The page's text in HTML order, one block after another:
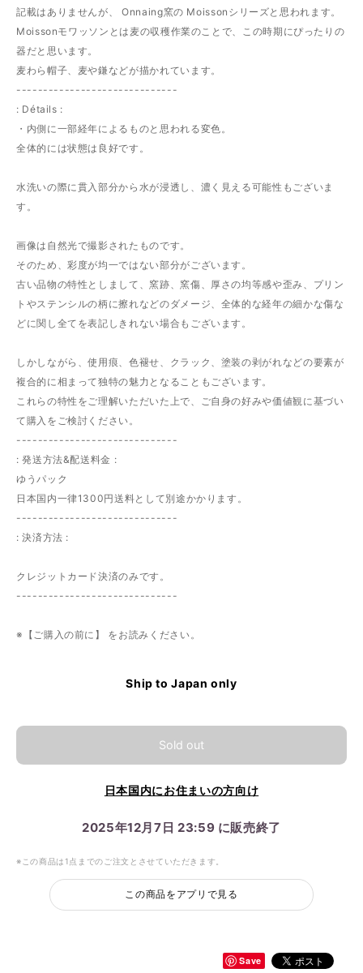
記載はありませんが、 Onnaing窯の Moissonシリーズと思われます。
Moissonモワッソンとは麦の収穫作業のことで、この時期にぴったりの
器だと思います。
麦わら帽子、麦や鎌などが描かれています。
------------------------------
: Détails :
・内側に一部経年によるものと思われる変色。
全体的には状態は良好です。
水洗いの際に貫入部分から水が浸透し、濃く見える可能性もございま
す。
画像は自然光で撮影されたものです。
そのため、彩度が均一ではない部分がございます。
古い品物の特性としまして、窯跡、窯傷、厚さの均等感や歪み、プリン
トやステンシルの柄に擦れなどのダメージ、全体的な経年の細かな傷な
どに関し全てを表記しきれない場合もございます。
しかしながら、使用痕、色褪せ、クラック、塗装の剥がれなどの要素が
複合的に相まって独特の魅力となることもございます。
これらの特性をご理解いただいた上で、ご自身の好みや価値観に基づい
て購入をご検討ください。
------------------------------
: 発送方法&配送料金 :
ゆうパック
日本国内一律1300円送料として別途かかります。
------------------------------
: 決済方法 :
クレジットカード決済のみです。
------------------------------
※【ご購入の前に】 をお読みください。
Ship to Japan only
Sold out
日本国内にお住まいの方向け
2025年12月7日 23:59 に販売終了
※この商品は1点までのご注文とさせていただきます。
この商品をアプリで見る
Save